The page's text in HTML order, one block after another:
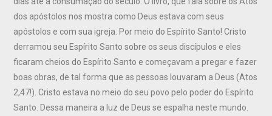
dos apóstolos nos mostra como Deus estava com seus
apóstolos e com sua igreja. Por meio do Espírito Santo! Cristo
derramou seu Espírito Santo sobre os seus discípulos e eles
ficaram cheios do Espírito Santo e começavam a pregar e fazer
boas obras, de tal forma que as pessoas louvaram a Deus (Atos
2,47!). Cristo estava no meio do seu povo pelo poder do Espírito
Santo. Dessa maneira a luz de Deus se espalha neste mundo.